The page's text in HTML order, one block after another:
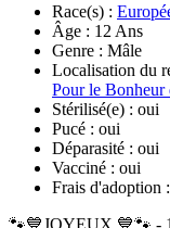
Race(s) :
Âge : 12 Ans
Genre : Mâle
Localisation du
Pour le Bonheur
Stérilisé(e) : oui
Pucé : oui
Déparasité : oui
Vacciné : oui
Frais d'adoption :
🐾💙JOYEUX 💙🐾 -